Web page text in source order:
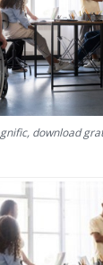
download